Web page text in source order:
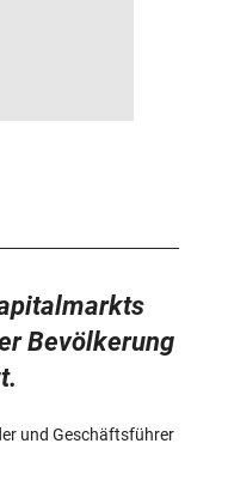
Bevölkerung
und Geschäftsführer